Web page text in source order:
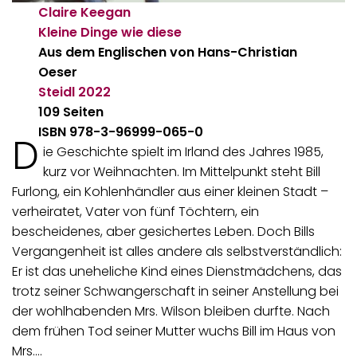
Claire Keegan
Kleine Dinge wie diese
Aus dem Englischen von Hans-Christian
Oeser
Steidl 2022
109 Seiten
ISBN 978-3-96999-065-0
D ie Geschichte spielt im Irland des Jahres 1985,
kurz vor Weihnachten. Im Mittelpunkt steht Bill
Furlong, ein Kohlenhändler aus einer kleinen Stadt –
verheiratet, Vater von fünf Töchtern, ein
bescheidenes, aber gesichertes Leben. Doch Bills
Vergangenheit ist alles andere als selbstverständlich:
Er ist das uneheliche Kind eines Dienstmädchens, das
trotz seiner Schwangerschaft in seiner Anstellung bei
der wohlhabenden Mrs. Wilson bleiben durfte. Nach
dem frühen Tod seiner Mutter wuchs Bill im Haus von
Mrs.…